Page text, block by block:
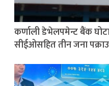
कर्णाली डेभेलपमेन्ट बैंक
सीईओसहित तीन जना पक्राउ